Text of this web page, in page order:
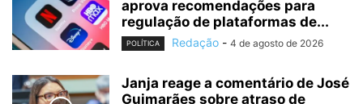
aprova recomendações para
regulação de plataformas de...
POLÍTICA Redação - 4 de agosto de 2026
Janja reage a comentário de José
Guimarães sobre atraso de